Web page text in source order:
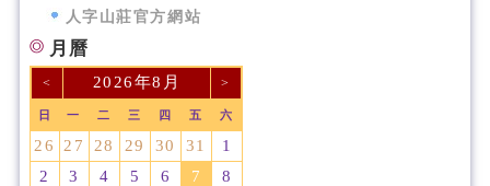
人字山莊官方網站
月曆
< 2026年8月 >
日 一 二 三 四 五 六
26 27 28 29 30 31
1
2
3 4 5 6 7
8